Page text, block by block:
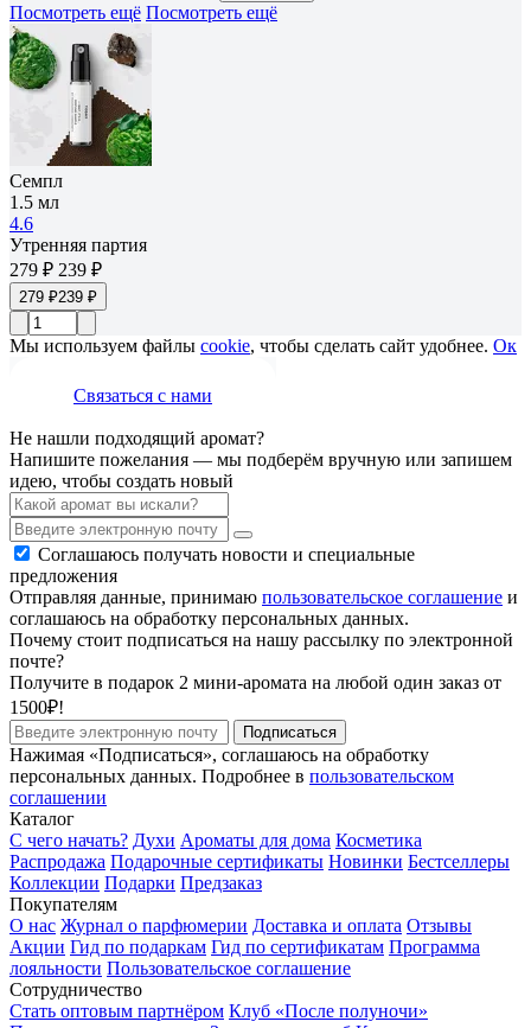
Посмотреть ещё Посмотреть ещё
Семпл
1.5 мл
4.6
Утренняя партия
279 ₽ 239 ₽
279 ₽239 ₽
Мы используем файлы cookie, чтобы сделать сайт удобнее. Ок
Связаться с нами
Не нашли подходящий аромат?
Напишите пожелания — мы подберём вручную или запишем
идею, чтобы создать новый
Соглашаюсь получать новости и специальные
предложения
Отправляя данные, принимаю пользовательское соглашение и
соглашаюсь на обработку персональных данных.
Почему стоит подписаться на нашу рассылку по электронной
почте?
Получите в подарок 2 мини-аромата на любой один заказ от
1500₽!
Подписаться
Нажимая «Подписаться», соглашаюсь на обработку
персональных данных. Подробнее в пользовательском
соглашении
Каталог
С чего начать? Духи Ароматы для дома Косметика
Распродажа Подарочные сертификаты Новинки Бестселлеры
Коллекции Подарки Предзаказ
Покупателям
О нас Журнал о парфюмерии Доставка и оплата Отзывы
Акции Гид по подаркам Гид по сертификатам Программа
лояльности Пользовательское соглашение
Сотрудничество
Стать оптовым партнёром Клуб «После полуночи»